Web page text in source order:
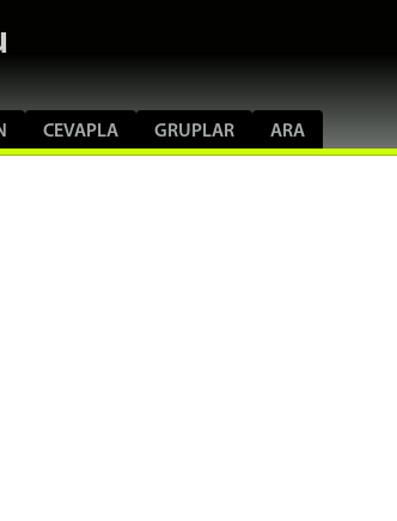
CEVAPLA GRUPLAR ARA